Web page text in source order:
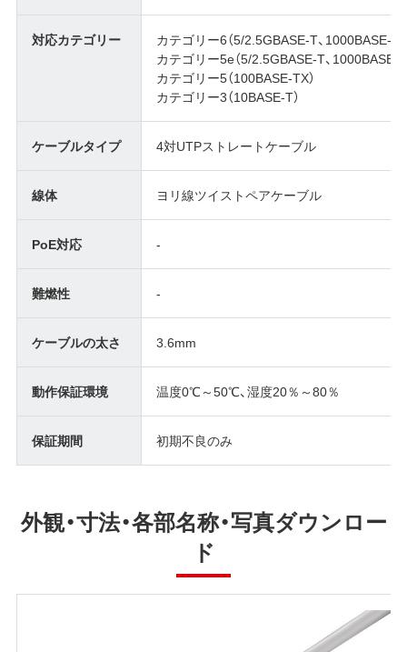
対応カテゴリー
カテゴリー6（5/2.5GBASE-T、1000BASE-T）
カテゴリー5e（5/2.5GBASE-T、1000BASE-T
カテゴリー5（100BASE-TX）
カテゴリー3（10BASE-T）
ケーブルタイプ 4対UTPストレートケーブル
線体 ヨリ線ツイストペアケーブル
PoE対応 -
難燃性 -
ケーブルの太さ 3.6mm
動作保証環境 温度0℃～50℃、湿度20％～80％
保証期間 初期不良のみ
外観・寸法・各部名称・写真ダウンロー
ド